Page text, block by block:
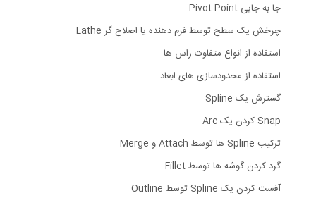
جا به جایی Pivot Point
چرخش یک سطح توسط فرم دهنده یا اصلاح گر Lathe
استفاده از انواع متفاوت راس ها
استفاده از محدودسازی های ابعاد
گسترش یک Spline
Snap کردن یک Arc
ترکیب Spline ها توسط Attach و Merge
گرد کردن گوشه ها توسط Fillet
آفست کردن یک Spline توسط Outline